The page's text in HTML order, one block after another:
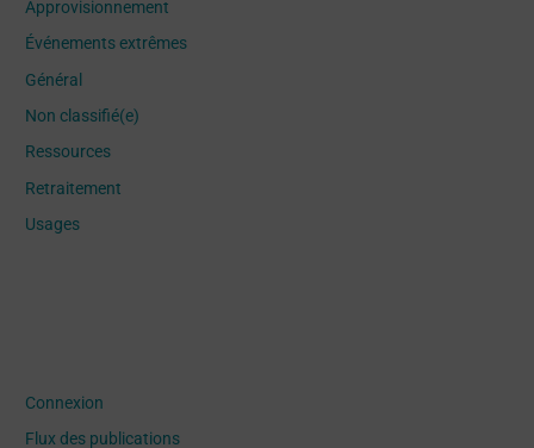
Approvisionnement
Événements extrêmes
Général
Non classifié(e)
Ressources
Retraitement
Usages
Connexion
Flux des publications